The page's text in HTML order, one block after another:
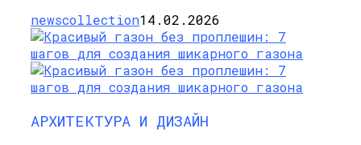
newscollection14.02.2026
АРХИТЕКТУРА И ДИЗАЙН